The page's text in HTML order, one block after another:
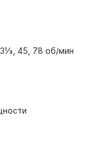
45, 78 об/мин